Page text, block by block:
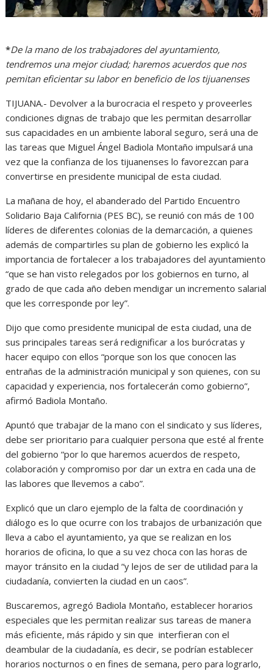
*De la mano de los trabajadores del ayuntamiento,
tendremos una mejor ciudad; haremos acuerdos que nos
pemitan eficientar su labor en beneficio de los tijuanenses
TIJUANA.- Devolver a la burocracia el respeto y proveerles
condiciones dignas de trabajo que les permitan desarrollar
sus capacidades en un ambiente laboral seguro, será una de
las tareas que Miguel Ángel Badiola Montaño impulsará una
vez que la confianza de los tijuanenses lo favorezcan para
convertirse en presidente municipal de esta ciudad.
La mañana de hoy, el abanderado del Partido Encuentro
Solidario Baja California (PES BC), se reunió con más de 100
líderes de diferentes colonias de la demarcación, a quienes
además de compartirles su plan de gobierno les explicó la
importancia de fortalecer a los trabajadores del ayuntamiento
“que se han visto relegados por los gobiernos en turno, al
grado de que cada año deben mendigar un incremento salarial
que les corresponde por ley”.
Dijo que como presidente municipal de esta ciudad, una de
sus principales tareas será redignificar a los burócratas y
hacer equipo con ellos “porque son los que conocen las
entrañas de la administración municipal y son quienes, con su
capacidad y experiencia, nos fortalecerán como gobierno”,
afirmó Badiola Montaño.
Apuntó que trabajar de la mano con el sindicato y sus líderes,
debe ser prioritario para cualquier persona que esté al frente
del gobierno “por lo que haremos acuerdos de respeto,
colaboración y compromiso por dar un extra en cada una de
las labores que llevemos a cabo”.
Explicó que un claro ejemplo de la falta de coordinación y
diálogo es lo que ocurre con los trabajos de urbanización que
lleva a cabo el ayuntamiento, ya que se realizan en los
horarios de oficina, lo que a su vez choca con las horas de
mayor tránsito en la ciudad “y lejos de ser de utilidad para la
ciudadanía, convierten la ciudad en un caos”.
Buscaremos, agregó Badiola Montaño, establecer horarios
especiales que les permitan realizar sus tareas de manera
más eficiente, más rápido y sin que interfieran con el
deambular de la ciudadanía, es decir, se podrían establecer
horarios nocturnos o en fines de semana, pero para lograrlo,